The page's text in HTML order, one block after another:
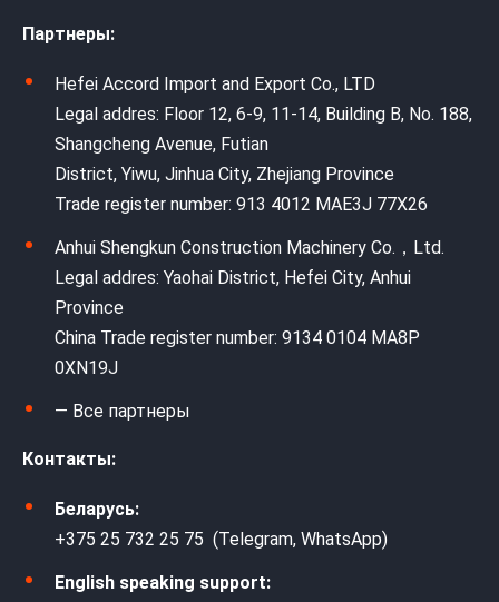
Партнеры:
Hefei Accord Import and Export Co., LTD
Legal addres: Floor 12, 6-9, 11-14, Building B, No. 188,
Shangcheng Avenue, Futian
District, Yiwu, Jinhua City, Zhejiang Province
Trade register number: 913 4012 MAE3J 77X26
Anhui Shengkun Construction Machinery Co.，Ltd.
Legal addres: Yaohai District, Hefei City, Anhui
Province
China Trade register number: 9134 0104 MA8P
0XN19J
— Все партнеры
Контакты:
Беларусь:
+375 25 732 25 75 (Telegram, WhatsApp)
English speaking support: